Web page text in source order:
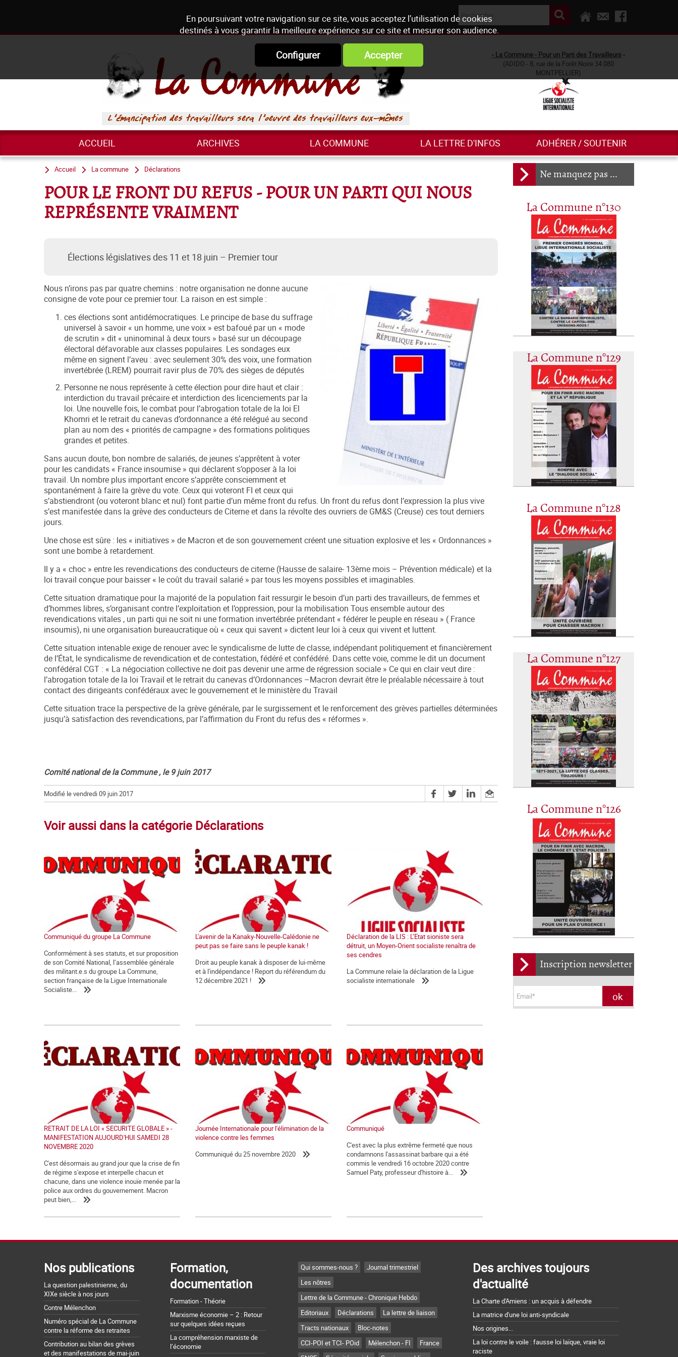
En poursuivant votre navigation sur ce site, vous acceptez l’utilisation de cookies
destinés à vous garantir la meilleure expérience sur ce site et mesurer son audience.
Configurer Accepter - La Commune - Pour un Parti des Travailleurs -
(ADIDO - 8, rue de la Forêt Noire 34 080
MONTPELLIER)
ACCUEIL ARCHIVES LA COMMUNE LA LETTRE D'INFOS ADHÉRER / SOUTENIR
Ne manquez pas ...
La Commune n°130
La Commune n°129
La Commune n°128
La Commune n°127
La Commune n°126
Inscription newsletter
Accueil La commune Déclarations
POUR LE FRONT DU REFUS - POUR UN PARTI QUI NOUS
REPRÉSENTE VRAIMENT
Élections législatives des 11 et 18 juin – Premier tour
Nous n’irons pas par quatre chemins : notre organisation ne donne aucune
consigne de vote pour ce premier tour. La raison en est simple :
ces élections sont antidémocratiques. Le principe de base du suffrage
universel à savoir « un homme, une voix » est bafoué par un « mode
de scrutin » dit « uninominal à deux tours » basé sur un découpage
électoral défavorable aux classes populaires. Les sondages eux
même en signent l’aveu : avec seulement 30% des voix, une formation
invertébrée (LREM) pourrait ravir plus de 70% des sièges de députés
Personne ne nous représente à cette élection pour dire haut et clair :
interdiction du travail précaire et interdiction des licenciements par la
loi. Une nouvelle fois, le combat pour l’abrogation totale de la loi El
Khomri et le retrait du canevas d’ordonnance a été relégué au second
plan au nom des « priorités de campagne » des formations politiques
grandes et petites.
Sans aucun doute, bon nombre de salariés, de jeunes s’apprêtent à voter
pour les candidats « France insoumise » qui déclarent s’opposer à la loi
travail. Un nombre plus important encore s’apprête consciemment et
spontanément à faire la grève du vote. Ceux qui voteront FI et ceux qui
s’abstiendront (ou voteront blanc et nul) font partie d’un même front du refus. Un front du refus dont l’expression la plus vive
s’est manifestée dans la grève des conducteurs de Citerne et dans la révolte des ouvriers de GM&S (Creuse) ces tout derniers
jours.
Une chose est sûre : les « initiatives » de Macron et de son gouvernement créent une situation explosive et les « Ordonnances »
sont une bombe à retardement.
Il y a « choc » entre les revendications des conducteurs de citerne (Hausse de salaire- 13ème mois – Prévention médicale) et la
loi travail conçue pour baisser « le coût du travail salarié » par tous les moyens possibles et imaginables.
Cette situation dramatique pour la majorité de la population fait ressurgir le besoin d’un parti des travailleurs, de femmes et
d’hommes libres, s’organisant contre l’exploitation et l’oppression, pour la mobilisation Tous ensemble autour des
revendications vitales , un parti qui ne soit ni une formation invertébrée prétendant « fédérer le peuple en réseau » ( France
insoumis), ni une organisation bureaucratique où « ceux qui savent » dictent leur loi à ceux qui vivent et luttent.
Cette situation intenable exige de renouer avec le syndicalisme de lutte de classe, indépendant politiquement et financièrement
de l’État, le syndicalisme de revendication et de contestation, fédéré et confédéré. Dans cette voie, comme le dit un document
confédéral CGT : « La négociation collective ne doit pas devenir une arme de régression sociale » Ce qui en clair veut dire :
l’abrogation totale de la loi Travail et le retrait du canevas d’Ordonnances –Macron devrait être le préalable nécessaire à tout
contact des dirigeants confédéraux avec le gouvernement et le ministère du Travail
Cette situation trace la perspective de la grève générale, par le surgissement et le renforcement des grèves partielles déterminées
jusqu’à satisfaction des revendications, par l’affirmation du Front du refus des « réformes ».
Comité national de la Commune , le 9 juin 2017
Modifié le vendredi 09 juin 2017
Voir aussi dans la catégorie Déclarations
Communiqué du groupe La Commune
Conformément à ses statuts, et sur proposition
de son Comité National, l’assemblée générale
des militant.e.s du groupe La Commune,
section française de la Ligue Internationale
Socialiste...
L'avenir de la Kanaky-Nouvelle-Calédonie ne
peut pas se faire sans le peuple kanak !
Droit au peuple kanak à disposer de lui-même
et à l'indépendance ! Report du référendum du
12 décembre 2021 !
Déclaration de la LIS : L’Etat sioniste sera
détruit, un Moyen-Orient socialiste renaîtra de
ses cendres
La Commune relaie la déclaration de la Ligue
socialiste internationale
RETRAIT DE LA LOI « SECURITE GLOBALE » -
MANIFESTATION AUJOURD'HUI SAMEDI 28
NOVEMBRE 2020
C'est désormais au grand jour que la crise de fin
de régime s'expose et interpelle chacun et
chacune, dans une violence inouïe menée par la
police aux ordres du gouvernement. Macron
peut bien,...
Journée Internationale pour l'élimination de la
violence contre les femmes
Communiqué du 25 novembre 2020
Communiqué
C'est avec la plus extrême fermeté que nous
condamnons l'assassinat barbare qui a été
commis le vendredi 16 octobre 2020 contre
Samuel Paty, professeur d'histoire à...
Nos publications
La question palestinienne, du
XIXe siècle à nos jours
Contre Mélenchon
Numéro spécial de La Commune
contre la réforme des retraites
Contribution au bilan des grèves
et des manifestations de mai-juin
Formation,
documentation
Formation - Théorie
Marxisme économie – 2 : Retour
sur quelques idées reçues
La compréhension marxiste de
l’économie
Qui sommes-nous ?
Journal trimestriel
Les nôtres
Lettre de la Commune - Chronique Hebdo
Editoriaux
Déclarations
La lettre de liaison
Tracts nationaux
Bloc-notes
CCI-POI et TCI- POid
Mélenchon - FI
France
Des archives toujours
d'actualité
La Charte d'Amiens : un acquis à défendre
La matrice d'une loi anti-syndicale
Nos origines...
La loi contre le voile : fausse loi laïque, vraie loi
raciste